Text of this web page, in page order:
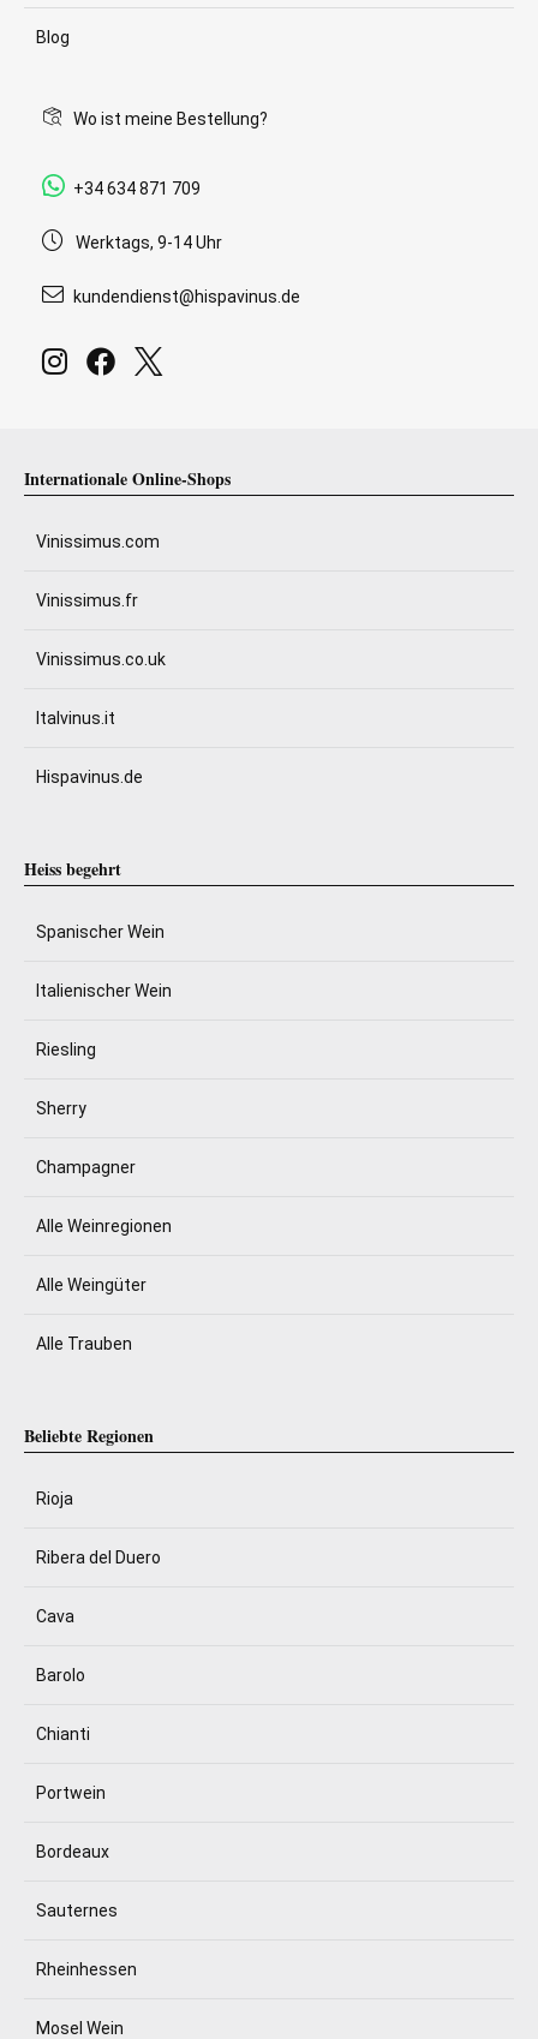
Blog
Wo ist meine Bestellung?
+34 634 871 709
Werktags, 9-14 Uhr
kundendienst@hispavinus.de
Internationale Online-Shops
Vinissimus.com
Vinissimus.fr
Vinissimus.co.uk
Italvinus.it
Hispavinus.de
Heiss begehrt
Spanischer Wein
Italienischer Wein
Riesling
Sherry
Champagner
Alle Weinregionen
Alle Weingüter
Alle Trauben
Beliebte Regionen
Rioja
Ribera del Duero
Cava
Barolo
Chianti
Portwein
Bordeaux
Sauternes
Rheinhessen
Mosel Wein